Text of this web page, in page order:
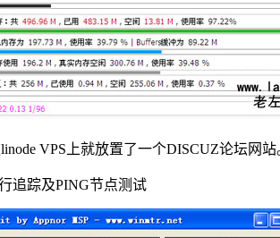
VPS上就放置了一个DISCUZ论坛网站
追踪及PING节点测试